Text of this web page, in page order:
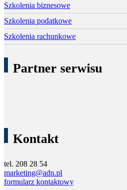
Szkolenia biznesowe
Szkolenia podatkowe
Szkolenia rachunkowe
Partner serwisu
Kontakt
tel. 208 28 54
marketing@adn.pl
formularz kontaktowy